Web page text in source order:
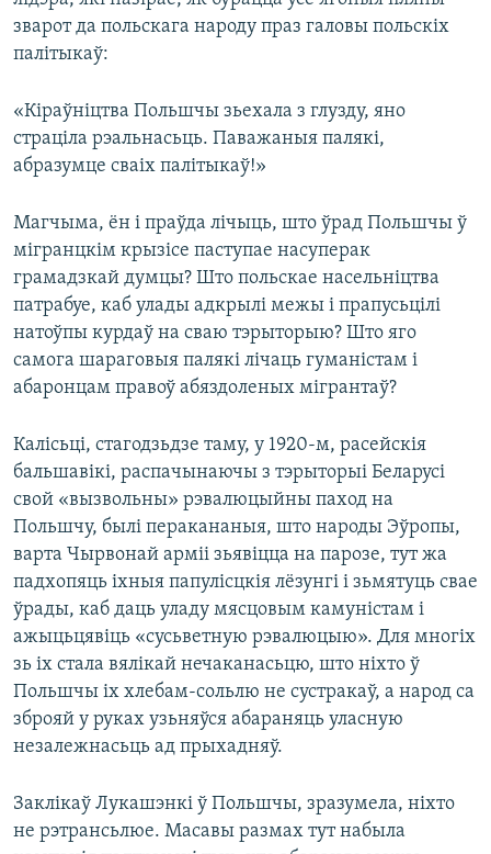
зварот да польскага народу праз галовы польскіх
палітыкаў:
«Кіраўніцтва Польшчы зьехала з глузду, яно
страціла рэальнасьць. Паважаныя палякі,
абразумце сваіх палітыкаў!»
Магчыма, ён і праўда лічыць, што ўрад Польшчы ў
мігранцкім крызісе паступае насуперак
грамадзкай думцы? Што польскае насельніцтва
патрабуе, каб улады адкрылі межы і прапусьцілі
натоўпы курдаў на сваю тэрыторыю? Што яго
самога шараговыя палякі лічаць гуманістам і
абаронцам правоў абяздоленых мігрантаў?
Калісьці, стагодзьдзе таму, у 1920-м, расейскія
бальшавікі, распачынаючы з тэрыторыі Беларусі
свой «вызвольны» рэвалюцыйны паход на
Польшчу, былі перакананыя, што народы Эўропы,
варта Чырвонай арміі зьявіцца на парозе, тут жа
падхопяць іхныя папулісцкія лёзунгі і зьмятуць свае
ўрады, каб даць уладу мясцовым камуністам і
ажыцьцявіць «сусьветную рэвалюцыю». Для многіх
зь іх стала вялікай нечаканасьцю, што ніхто ў
Польшчы іх хлебам-сольлю не сустракаў, а народ са
зброяй у руках узьняўся абараняць уласную
незалежнасьць ад прыхадняў.
Заклікаў Лукашэнкі ў Польшчы, зразумела, ніхто
не рэтрансьлюе. Масавы размах тут набыла